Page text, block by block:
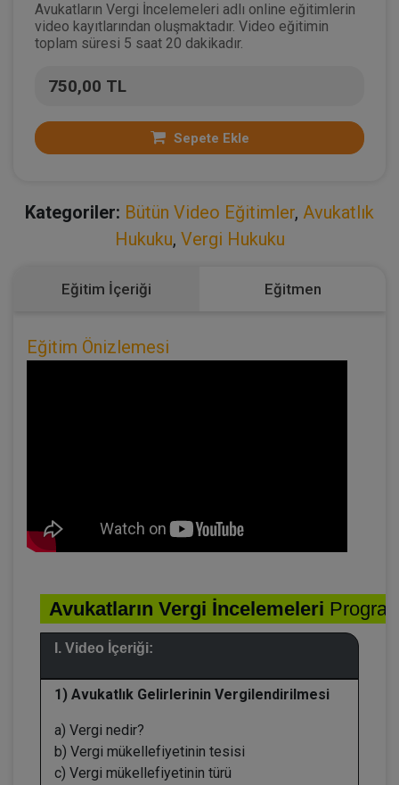
Avukatların Vergi İncelemeleri adlı online eğitimlerin
video kayıtlarından oluşmaktadır. Video eğitimin
toplam süresi 5 saat 20 dakikadır.
750,00 TL
Sepete Ekle
Kategoriler: Bütün Video Eğitimler, Avukatlık
Hukuku, Vergi Hukuku
Eğitim İçeriği Eğitmen
Eğitim Önizlemesi
Avukatların Vergi İncelemeleri
I. Video İçeriği:
1) Avukatlık Gelirlerinin Vergilendirilmesi
a) Vergi nedir?
b) Vergi mükellefiyetinin tesisi
c) Vergi mükellefiyetinin türü